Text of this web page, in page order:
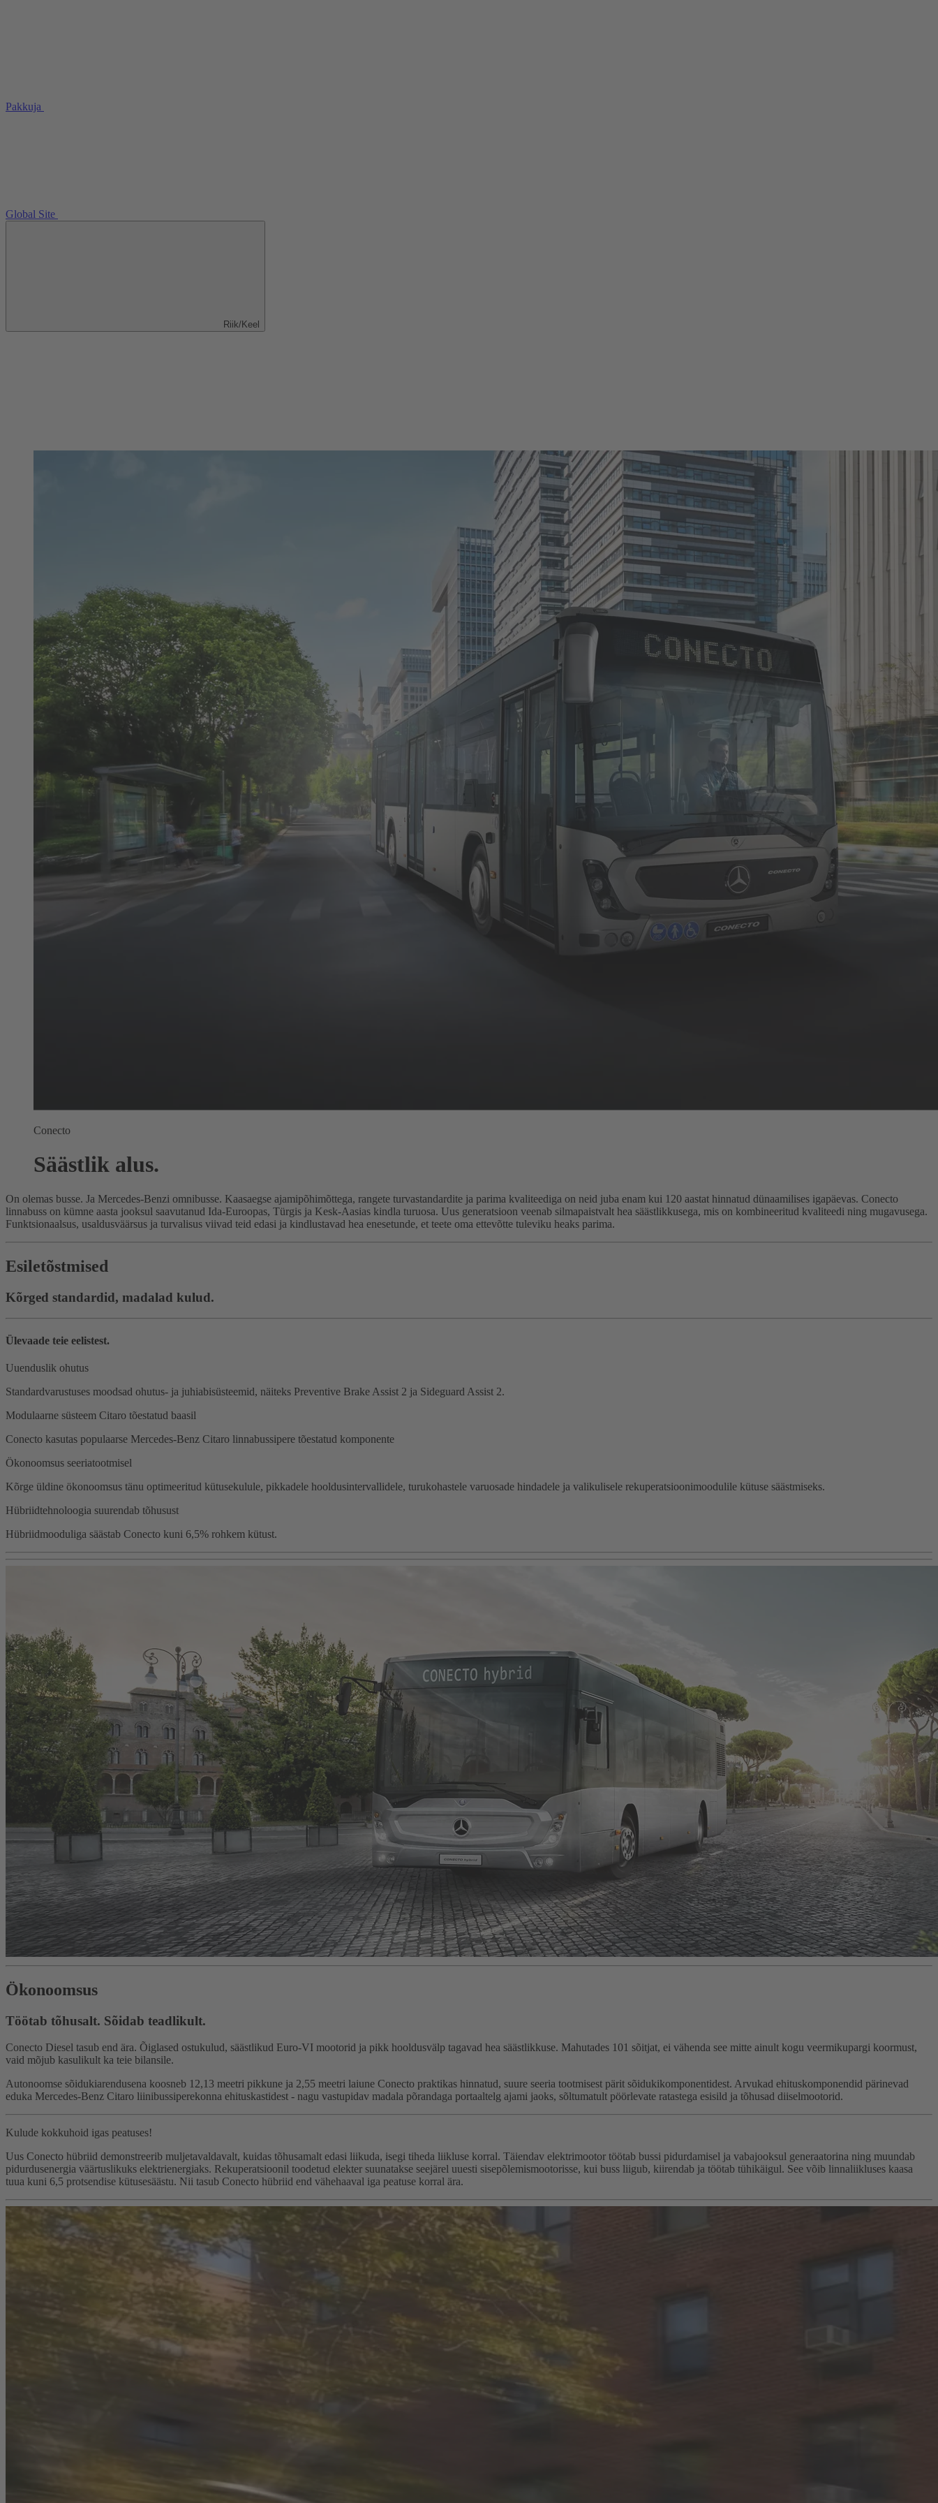
Pakkuja
Global Site
Riik/Keel
Conecto
Säästlik alus.
On olemas busse. Ja Mercedes-Benzi omnibusse. Kaasaegse ajamipõhimõttega, rangete turvastandardite ja parima kvaliteediga on neid juba enam kui 120 aastat hinnatud dünaamilises igapäevas. Conecto
linnabuss on kümne aasta jooksul saavutanud Ida-Euroopas, Türgis ja Kesk-Aasias kindla turuosa. Uus generatsioon veenab silmapaistvalt hea säästlikkusega, mis on kombineeritud kvaliteedi ning mugavusega.
Funktsionaalsus, usaldusväärsus ja turvalisus viivad teid edasi ja kindlustavad hea enesetunde, et teete oma ettevõtte tuleviku heaks parima.
Esiletõstmised
Kõrged standardid, madalad kulud.
Ülevaade teie eelistest.
Uuenduslik ohutus
Standardvarustuses moodsad ohutus- ja juhiabisüsteemid, näiteks Preventive Brake Assist 2 ja Sideguard Assist 2.
Modulaarne süsteem Citaro tõestatud baasil
Conecto kasutas populaarse Mercedes-Benz Citaro linnabussipere tõestatud komponente
Ökonoomsus seeriatootmisel
Kõrge üldine ökonoomsus tänu optimeeritud kütusekulule, pikkadele hooldusintervallidele, turukohastele varuosade hindadele ja valikulisele rekuperatsioonimoodulile kütuse säästmiseks.
Hübriidtehnoloogia suurendab tõhusust
Hübriidmooduliga säästab Conecto kuni 6,5% rohkem kütust.
Ökonoomsus
Töötab tõhusalt. Sõidab teadlikult.
Conecto Diesel tasub end ära. Õiglased ostukulud, säästlikud Euro-VI mootorid ja pikk hooldusvälp tagavad hea säästlikkuse. Mahutades 101 sõitjat, ei vähenda see mitte ainult kogu veermikupargi koormust,
vaid mõjub kasulikult ka teie bilansile.
Autonoomse sõidukiarendusena koosneb 12,13 meetri pikkune ja 2,55 meetri laiune Conecto praktikas hinnatud, suure seeria tootmisest pärit sõidukikomponentidest. Arvukad ehituskomponendid pärinevad
eduka Mercedes-Benz Citaro liinibussiperekonna ehituskastidest - nagu vastupidav madala põrandaga portaaltelg ajami jaoks, sõltumatult pöörlevate ratastega esisild ja tõhusad diiselmootorid.
Kulude kokkuhoid igas peatuses!
Uus Conecto hübriid demonstreerib muljetavaldavalt, kuidas tõhusamalt edasi liikuda, isegi tiheda liikluse korral. Täiendav elektrimootor töötab bussi pidurdamisel ja vabajooksul generaatorina ning muundab
pidurdusenergia väärtuslikuks elektrienergiaks. Rekuperatsioonil toodetud elekter suunatakse seejärel uuesti sisepõlemismootorisse, kui buss liigub, kiirendab ja töötab tühikäigul. See võib linnaliikluses kaasa
tuua kuni 6,5 protsendise kütusesäästu. Nii tasub Conecto hübriid end vähehaaval iga peatuse korral ära.